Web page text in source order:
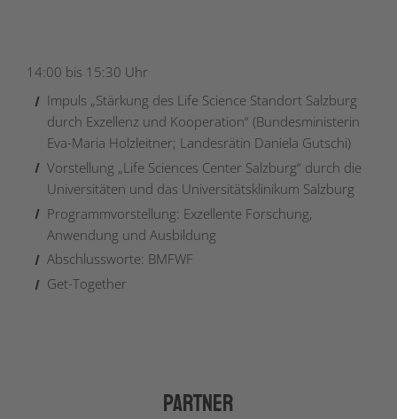
14:00 bis 15:30 Uhr
Impuls „Stärkung des Life Science Standort Salzburg
durch Exzellenz und Kooperation“ (Bundesministerin
Eva-Maria Holzleitner; Landesrätin Daniela Gutschi)
Vorstellung „Life Sciences Center Salzburg“ durch die
Universitäten und das Universitätsklinikum Salzburg
Programmvorstellung: Exzellente Forschung,
Anwendung und Ausbildung
Abschlussworte: BMFWF
Get-Together
Partner